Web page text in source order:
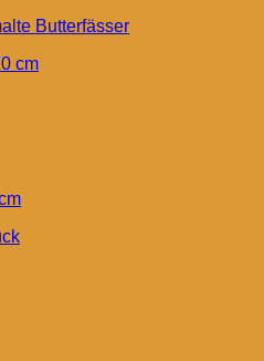
Butterfässer